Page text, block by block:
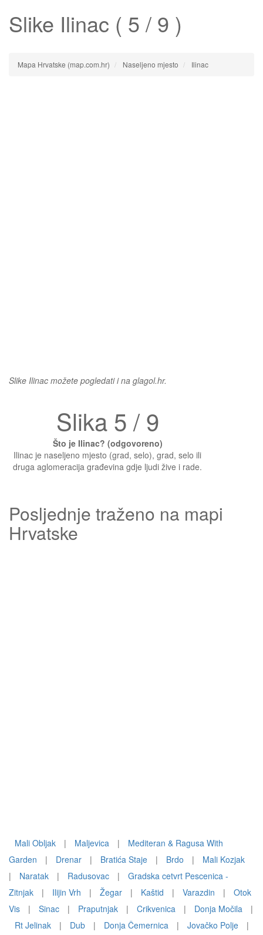
Slike Ilinac ( 5 / 9 )
Mapa Hrvatske (map.com.hr) Naseljeno mjesto Ilinac
Slike Ilinac možete pogledati i na glagol.hr.
Slika 5 / 9
Što je Ilinac? (odgovoreno)
Ilinac je naseljeno mjesto (grad, selo), grad, selo ili
druga aglomeracija građevina gdje ljudi žive i rade.
Posljednje traženo na mapi
Hrvatske
Mali Obljak | Maljevica |
Mediteran & Ragusa With
Garden
| Drenar | Bratića Staje | Brdo |
Mali Kozjak
|
Naratak | Radusovac |
Gradska cetvrt Pescenica -
Zitnjak
| Ilijin Vrh | Žegar | Kaštid | Varazdin |
Otok
Vis
| Sinac | Praputnjak | Crikvenica | Donja Močila
|
Rt Jelinak
| Dub | Donja Čemernica | Jovačko Polje
|